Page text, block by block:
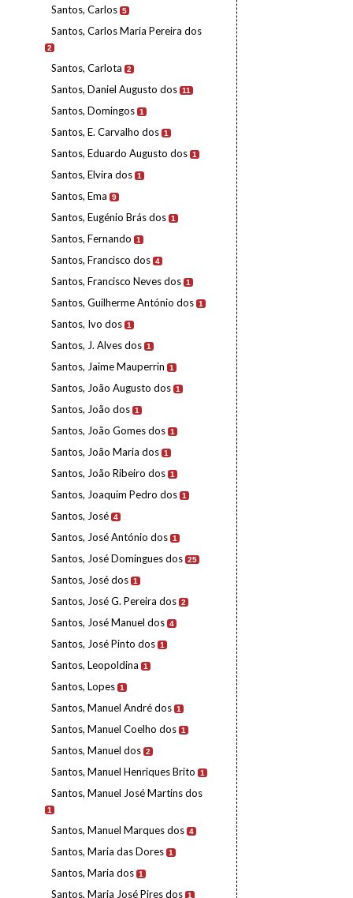
Santos, Carlos 5
Santos, Carlos Maria Pereira dos
2
Santos, Carlota 2
Santos, Daniel Augusto dos 11
Santos, Domingos 1
Santos, E. Carvalho dos 1
Santos, Eduardo Augusto dos 1
Santos, Elvira dos 1
Santos, Ema 9
Santos, Eugénio Brás dos 1
Santos, Fernando 1
Santos, Francisco dos 4
Santos, Francisco Neves dos 1
Santos, Guilherme António dos 1
Santos, Ivo dos 1
Santos, J. Alves dos 1
Santos, Jaime Mauperrin 1
Santos, João Augusto dos 1
Santos, João dos 1
Santos, João Gomes dos 1
Santos, João Maria dos 1
Santos, João Ribeiro dos 1
Santos, Joaquim Pedro dos 1
Santos, José 4
Santos, José António dos 1
Santos, José Domingues dos 25
Santos, José dos 1
Santos, José G. Pereira dos 2
Santos, José Manuel dos 4
Santos, José Pinto dos 1
Santos, Leopoldina 1
Santos, Lopes 1
Santos, Manuel André dos 1
Santos, Manuel Coelho dos 1
Santos, Manuel dos 2
Santos, Manuel Henriques Brito 1
Santos, Manuel José Martins dos
1
Santos, Manuel Marques dos 4
Santos, Maria das Dores 1
Santos, Maria dos 1
Santos, Maria José Pires dos 1